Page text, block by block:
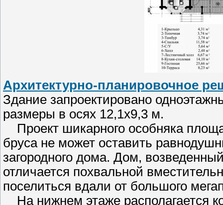
Архитектурно-планировочное
Здание запроектировано
размеры в осях 12,1х9,3 м.
Проект шикарного особняка
бруса не может оставить
загородного дома. Дом,
отличается похвальной
поселиться вдали от большого
На нижнем этаже располагается